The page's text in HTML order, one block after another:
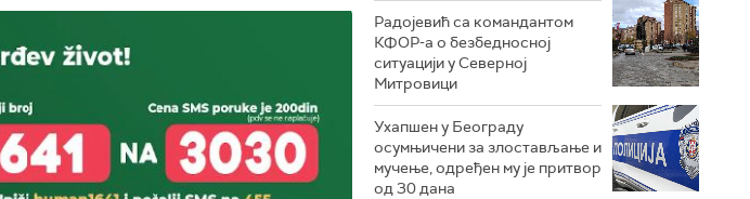
Радојевић са командантом
КФОР-а о безбедносној
ситуацији у Северној
Митровици
Ухапшен у Београду
осумњичени за злостављање и
мучење, одређен му је притвор
од 30 дана